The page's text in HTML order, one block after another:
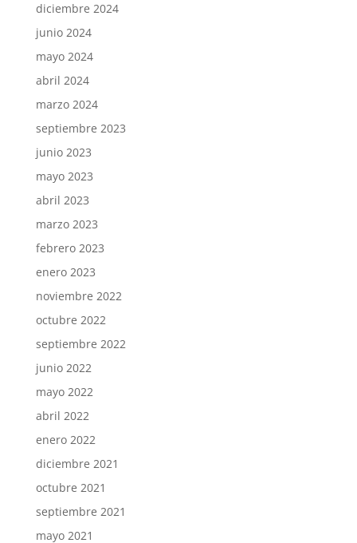
diciembre 2024
junio 2024
mayo 2024
abril 2024
marzo 2024
septiembre 2023
junio 2023
mayo 2023
abril 2023
marzo 2023
febrero 2023
enero 2023
noviembre 2022
octubre 2022
septiembre 2022
junio 2022
mayo 2022
abril 2022
enero 2022
diciembre 2021
octubre 2021
septiembre 2021
mayo 2021